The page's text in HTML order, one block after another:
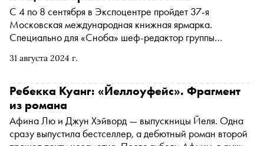
31 августа 2024 г.
С 4 по 8 сентября в Экспоцентре пройдет 37-я
Московская международная книжная ярмарка.
Специально для «Сноба» шеф-редактор группы
интересных новинок этого сезона
Ребекка Куанг: «Йеллоуфейс». Фрагмент
из романа
Афина Лю и Джун Хэйворд — выпускницы Йеля. Одна
сразу выпустила бестселлер, а дебютный роман второй